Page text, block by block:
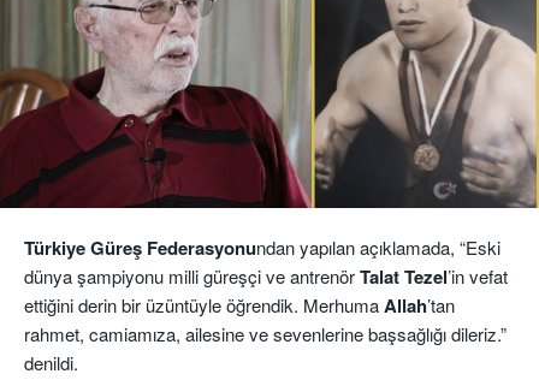
Türkiye Güreş Federasyonundan yapılan açıklamada, “Eski
dünya şampiyonu milli güreşçi ve antrenörTalatTezel’in vefat
ettiğini derin bir üzüntüyle öğrendik. MerhumaAllah’tan
rahmet, camiamıza, ailesine ve sevenlerine başsağlığı dileriz.”
denildi.